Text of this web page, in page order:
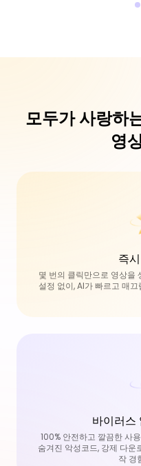
모두가 사랑하
영
즉
몇 번의 클릭만으로 영상을
설정 없이, AI가 빠르고 매
바이러스
100% 안전하고 깔끔한 사
숨겨진 악성코드, 강제 다운
작 경